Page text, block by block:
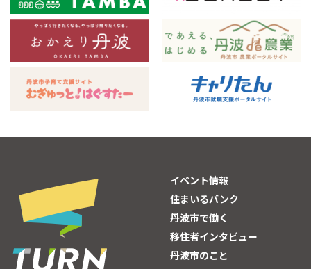
イベント情報
住まいるバンク
丹波市で働く
移住者インタビュー
丹波市のこと